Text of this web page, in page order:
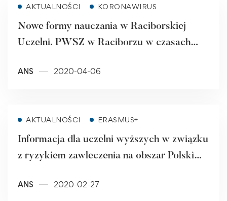
AKTUALNOŚCI KORONAWIRUS
Nowe formy nauczania w Raciborskiej
Uczelni. PWSZ w Raciborzu w czasach
ANS 2020-04-06
AKTUALNOŚCI ERASMUS+
Informacja dla uczelni wyższych w związku
z ryzykiem zawleczenia na obszar Polski
ANS 2020-02-27